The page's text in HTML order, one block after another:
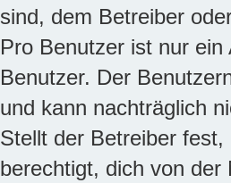
sind, dem Betreiber
Pro Benutzer ist nur
Benutzer. Der
und kann nachträglich
Stellt der Betreiber
berechtigt, dich von